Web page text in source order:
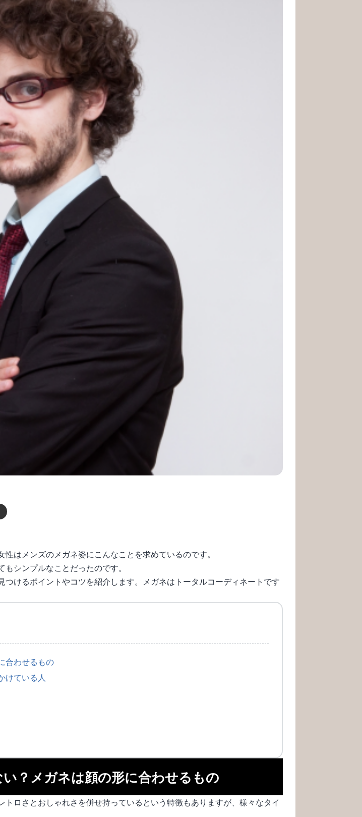
はメンズのメガネ姿にこんなことを求めているのです。
シンプルなことだったのです。
けるポイントやコツを紹介します。メガネはトータルコーディネートです
合わせるもの
けている人
？メガネは顔の形に合わせるもの
ロさとおしゃれさを併せ持っているという特徴もありますが、様々なタイ